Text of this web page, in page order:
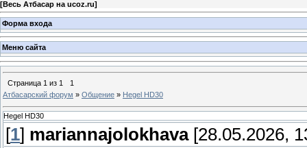
[Весь Атбасар на ucoz.ru]
Форма входа
Меню сайта
Страница 1 из 1
1
Атбасарский форум » Общение » Hegel HD30
Hegel HD30
[1] mariannajolokhava[28.05.2026,